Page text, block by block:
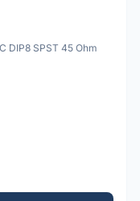
DIP8 SPST 45 Ohm